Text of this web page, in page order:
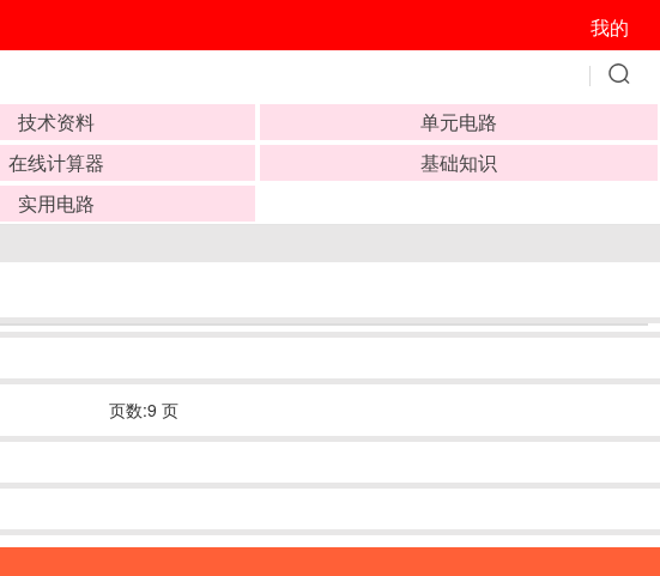
我的
技术资料
单元电路
在线计算器
基础知识
实用电路
页数:9 页